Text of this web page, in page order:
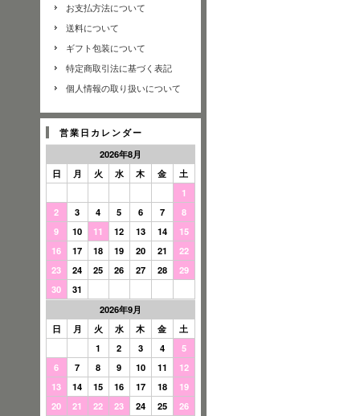
お支払方法について
送料について
ギフト包装について
特定商取引法に基づく表記
個人情報の取り扱いについて
営業日カレンダー
2026年8月
日
月 火 水 木 金
土
1
2
3 4 5 6 7
8
9
10 11 12 13 14
15
16
17 18 19 20 21
22
23
24 25 26 27 28
29
30
31
2026年9月
日
月 火 水 木 金
土
1
2 3 4
5
6
7 8 9 10 11
12
13
14 15 16 17 18
19
20
21 22 23 24 25
26